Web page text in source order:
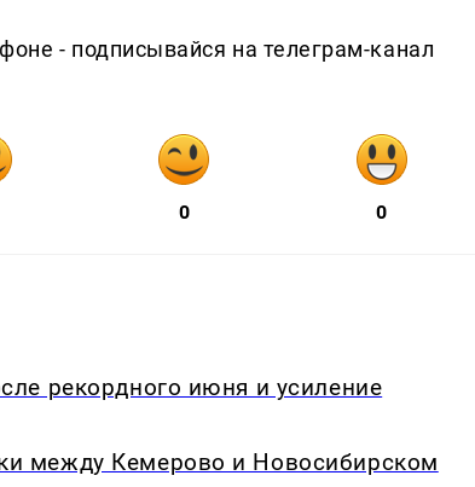
- подписывайся на телеграм-канал
0 0
рекордного июня и усиление
между Кемерово и Новосибирском